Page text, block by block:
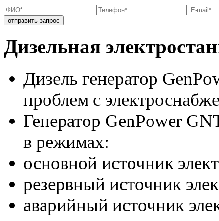
Дизельная
Дизель генератор
проблем с
Генератор GenPower
в режимах:
основной источник
резервный источник
аварийный источник